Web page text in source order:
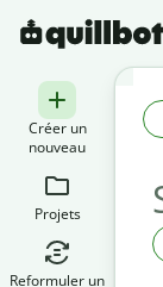
Créer un
nouveau
Projets
Reformuler un